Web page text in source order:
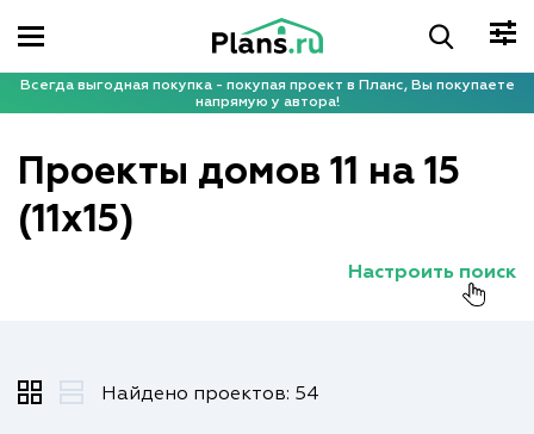
Всегда выгодная покупка - покупая проект в Планс, Вы покупаете
напрямую у автора!
Проекты домов 11 на 15
(11x15)
Настроить поиск
Найдено проектов: 54